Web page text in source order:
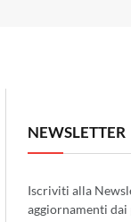
NEWSLETTER
Iscriviti alla
aggiornamenti